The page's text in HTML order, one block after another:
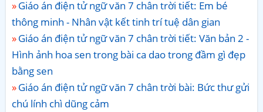
Giáo án điện tử ngữ văn 7 chân trời tiết: Em bé
thông minh - Nhân vật kết tinh trí tuệ dân gian
Giáo án điện tử ngữ văn 7 chân trời tiết: Văn bản 2 -
Hình ảnh hoa sen trong bài ca dao trong đầm gì đẹp
bằng sen
Giáo án điện tử ngữ văn 7 chân trời bài: Bức thư gửi
chú lính chì dũng cảm